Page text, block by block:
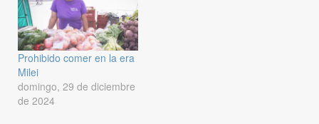
Prohibido comer en la era
Milei
domingo, 29 de diciembre
de 2024